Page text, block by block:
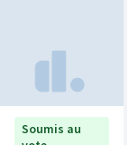
Soumis au